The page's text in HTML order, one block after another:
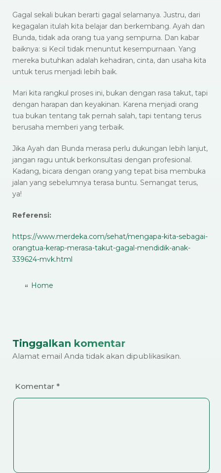
Gagal sekali bukan berarti gagal selamanya. Justru, dari
kegagalan itulah kita belajar dan berkembang. Ayah dan
Bunda, tidak ada orang tua yang sempurna. Dan kabar
baiknya: si Kecil tidak menuntut kesempurnaan. Yang
mereka butuhkan adalah kehadiran, cinta, dan usaha kita
untuk terus menjadi lebih baik.
Mari kita rangkul proses ini, bukan dengan rasa takut, tapi
dengan harapan dan keyakinan. Karena menjadi orang
tua bukan tentang tak pernah salah, tapi tentang terus
berusaha memberi yang terbaik.
Jika Ayah dan Bunda merasa perlu dukungan lebih lanjut,
jangan ragu untuk berkonsultasi dengan profesional.
Kadang, bicara dengan orang yang tepat bisa membuka
jalan yang sebelumnya terasa buntu. Semangat terus,
ya!
Referensi:
https://www.merdeka.com/sehat/mengapa-kita-sebagai-
orangtua-kerap-merasa-takut-gagal-mendidik-anak-
339624-mvk.html
Home
Tinggalkan komentar
Alamat email Anda tidak akan dipublikasikan.
Komentar *